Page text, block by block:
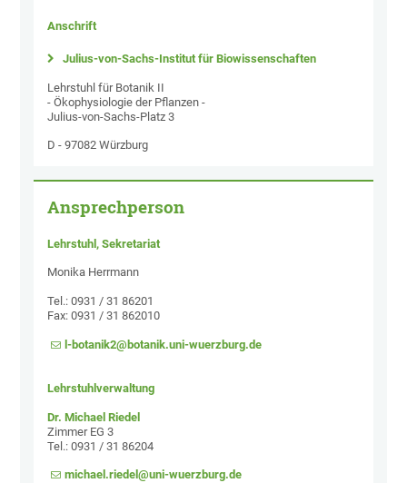
Anschrift
Julius-von-Sachs-Institut für Biowissenschaften
Lehrstuhl für Botanik II
- Ökophysiologie der Pflanzen -
Julius-von-Sachs-Platz 3
D - 97082 Würzburg
Ansprechperson
Lehrstuhl, Sekretariat
Monika Herrmann
Tel.: 0931 / 31 86201
Fax: 0931 / 31 862010
l-botanik2@botanik.uni-wuerzburg.de
Lehrstuhlverwaltung
Dr. Michael Riedel
Zimmer EG 3
Tel.: 0931 / 31 86204
michael.riedel@uni-wuerzburg.de